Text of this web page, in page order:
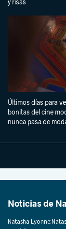
y risas
Últimos días para
bonitas del cine
nunca pasa de
Noticias de
Natasha